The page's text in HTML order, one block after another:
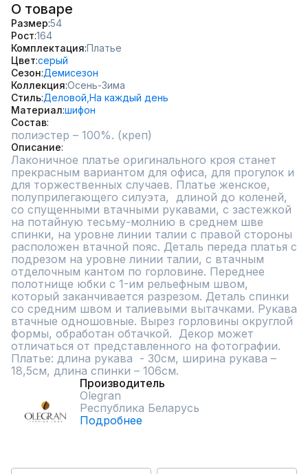
О товаре
Размер 54
Рост 164
Комплектация Платье
Цвет серый
Сезон Демисезон
Коллекция Осень-Зима
Стиль Деловой, На каждый день
Материал шифон
Состав
полиэстер – 100%. (креп)
Описание
Лаконичное платье оригинального кроя станет
прекрасным вариантом для офиса, для прогулок и
для торжественных случаев. Платье женское,
полуприлегающего силуэта,  длиной до коленей,
со спущенными втачными рукавами, с застежкой
на потайную тесьму-молнию в среднем шве
спинки, на уровне линии талии с правой стороны
расположен втачной пояс. Деталь переда платья с
подрезом на уровне линии талии, с втачным
отделочным кантом по горловине. Переднее
полотнище юбки с 1-им рельефным швом,
который заканчивается разрезом. Деталь спинки
со средним швом и талиевыми вытачками. Рукава
втачные одношовные. Вырез горловины округлой
формы, обработан обтачкой.  Декор может
отличаться от представленного на фотографии.
Платье: длина рукава  - 30см, ширина рукава –
18,5см, длина спинки – 106см.
Производитель
Olegran
Республика Беларусь
Подробнее